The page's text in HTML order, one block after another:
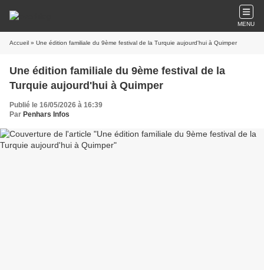
MENU
Accueil » Une édition familiale du 9ème festival de la Turquie aujourd'hui à Quimper
Une édition familiale du 9ème festival de la
Turquie aujourd'hui à Quimper
Publié le 16/05/2026 à 16:39
Par Penhars Infos